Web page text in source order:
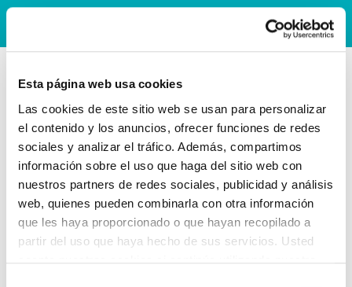
Esta página web usa cookies
Las cookies de este sitio web se usan para personalizar
el contenido y los anuncios, ofrecer funciones de redes
sociales y analizar el tráfico. Además, compartimos
información sobre el uso que haga del sitio web con
nuestros partners de redes sociales, publicidad y análisis
web, quienes pueden combinarla con otra información
que les haya proporcionado o que hayan recopilado a
partir del uso que haya hecho de sus servicios. Usted